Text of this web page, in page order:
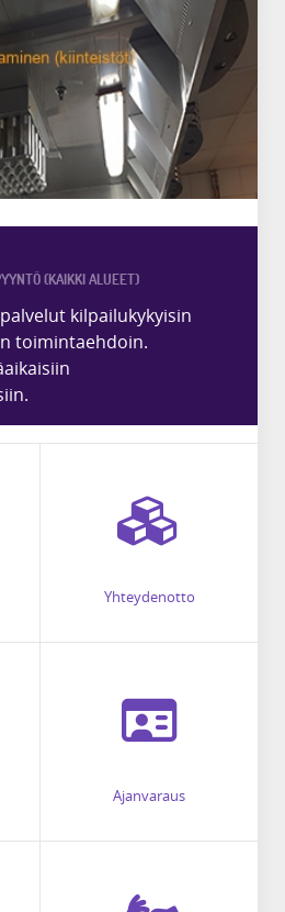
(KAIKKI ALUEET)
kilpailukykyisin
toimintaehdoin.
Yhteydenotto
Ajanvaraus